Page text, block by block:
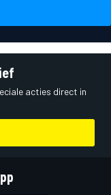
acties direct in